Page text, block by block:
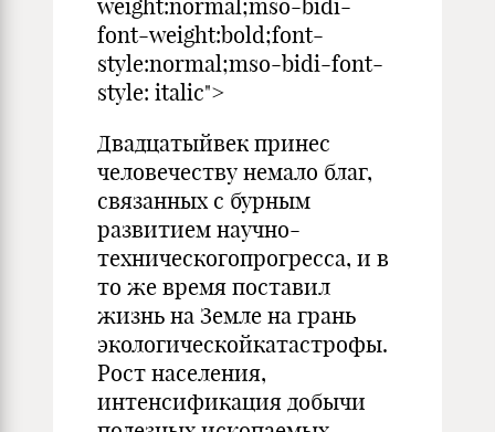
weight:normal;mso-bidi-
font-weight:bold;font-
style:normal;mso-bidi-font-
style: italic">
Двадцатыйвек принес
человечеству немало благ,
связанных с бур­ным
развитием научно-
техническогопрогресса, и в
то же время поставил
жизнь на Земле на грань
экологическойкатастрофы.
Рост населения,
интенсификация добычи